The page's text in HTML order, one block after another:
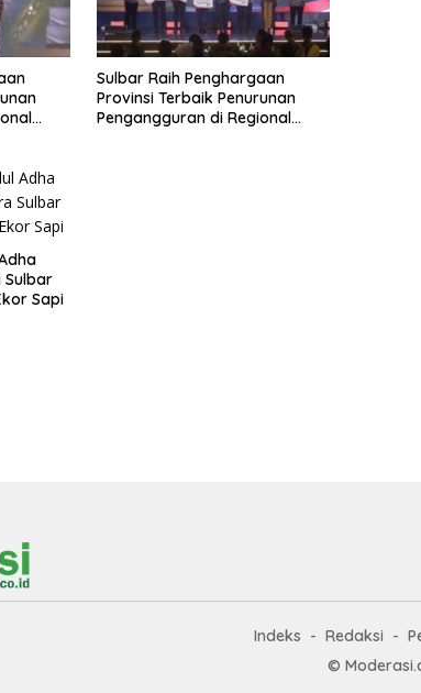
Sulbar Raih Penghargaan
Provinsi Terbaik Penurunan
Pengangguran di Regional
Sulbar
Sapi
Indeks Redaksi
©